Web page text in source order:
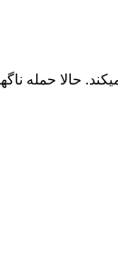
حالا حمله